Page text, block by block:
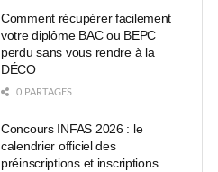
Comment récupérer facilement
votre diplôme BAC ou BEPC
perdu sans vous rendre à la
DÉCO
0 PARTAGES
Concours INFAS 2026 : le
calendrier officiel des
préinscriptions et inscriptions